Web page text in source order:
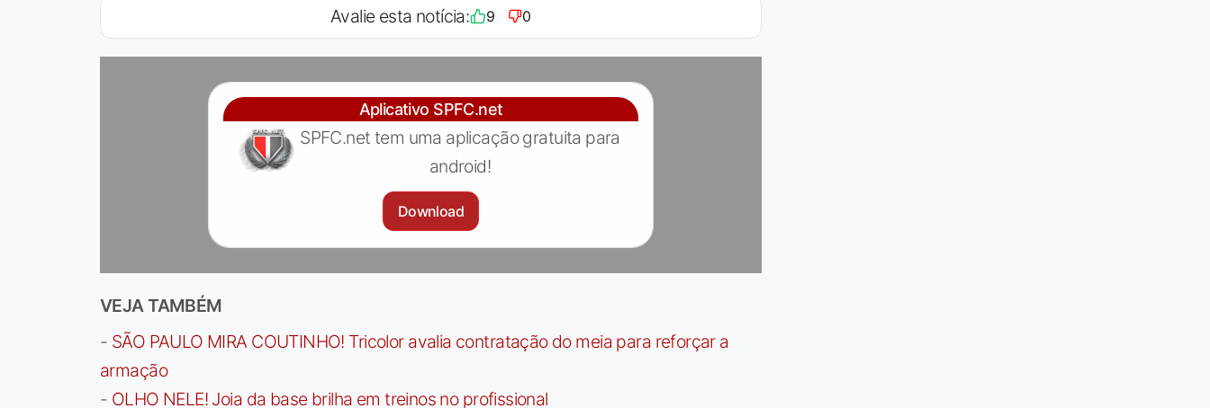
Avalie esta notícia: 9 0
Aplicativo SPFC.net
SPFC.net tem uma aplicação gratuita para
android!
Download
VEJA TAMBÉM
- SÃO PAULO MIRA COUTINHO! Tricolor avalia contratação do meia para reforçar a
armação
- OLHO NELE! Joia da base brilha em treinos no profissional